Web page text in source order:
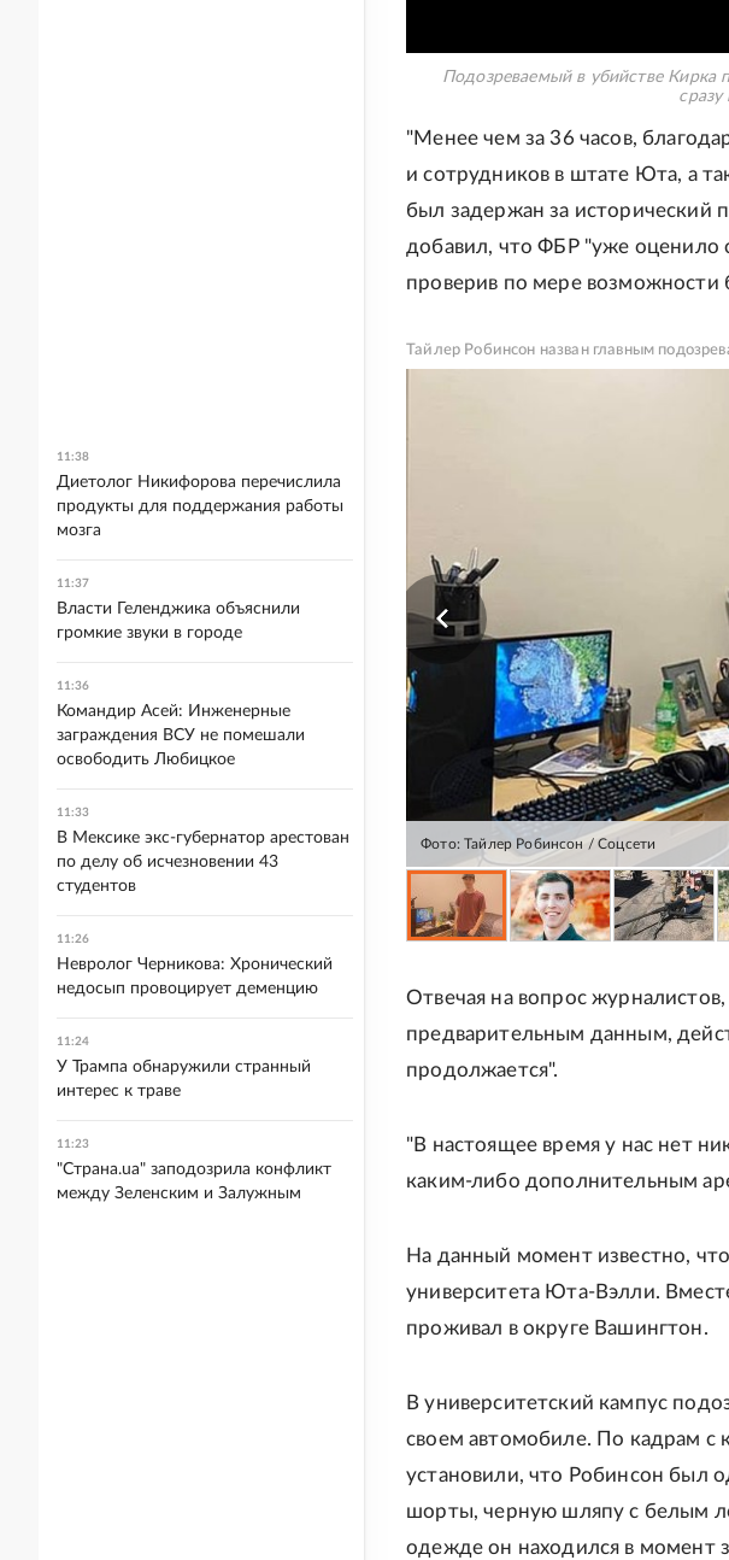
Подозреваемый в убийстве Кирка
сразу
"Менее чем за 36 часов,
и сотрудников в штате Юта, а
был задержан за исторический
добавил, что ФБР "уже оценило
проверив по мере возможности
Тайлер Робинсон назван главным
Фото: Тайлер Робинсон / Соцсети
Отвечая на вопрос
предварительным данным,
продолжается".
"В настоящее время у нас нет
каким-либо дополнительным
На данный момент известно,
университета Юта-Вэлли.
проживал в округе Вашингтон.
В университетский кампус
своем автомобиле. По кадрам с
установили, что Робинсон был
шорты, черную шляпу с белым
одежде он находился в момент
11:38
Диетолог Никифорова перечислила
продукты для поддержания работы
мозга
11:37
Власти Геленджика объяснили
громкие звуки в городе
11:36
Командир Асей: Инженерные
заграждения ВСУ не помешали
освободить Любицкое
11:33
В Мексике экс-губернатор арестован
по делу об исчезновении 43
студентов
11:26
Невролог Черникова: Хронический
недосып провоцирует деменцию
11:24
У Трампа обнаружили странный
интерес к траве
11:23
"Страна.ua" заподозрила конфликт
между Зеленским и Залужным